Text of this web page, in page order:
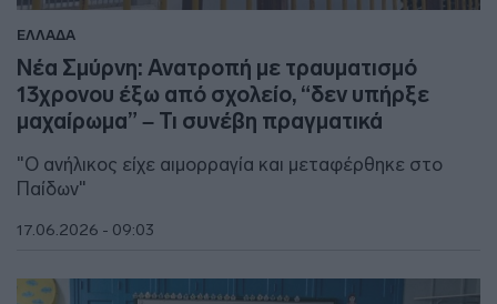
ΕΛΛΑΔΑ
Νέα Σμύρνη: Ανατροπή με τραυματισμό
13χρονου έξω από σχολείο, “δεν υπήρξε
μαχαίρωμα” – Τι συνέβη πραγματικά
"Ο ανήλικος είχε αιμορραγία και μεταφέρθηκε στο
Παίδων"
17.06.2026 - 09:03